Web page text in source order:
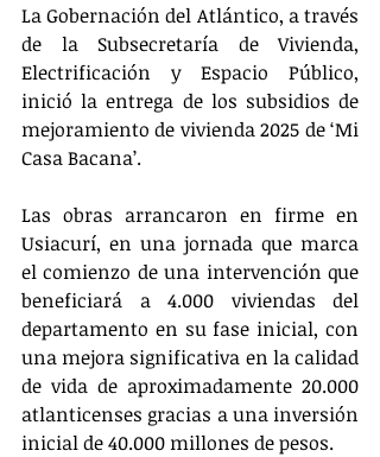
La Gobernación del Atlántico, a través
de la Subsecretaría de Vivienda,
Electrificación y Espacio Público,
inició la entrega de los subsidios de
mejoramiento de vivienda 2025 de ‘Mi
Casa Bacana’.
Las obras arrancaron en firme en
Usiacurí, en una jornada que marca
el comienzo de una intervención que
beneficiará a 4.000 viviendas del
departamento en su fase inicial, con
una mejora significativa en la calidad
de vida de aproximadamente 20.000
atlanticenses gracias a una inversión
inicial de 40.000 millones de pesos.